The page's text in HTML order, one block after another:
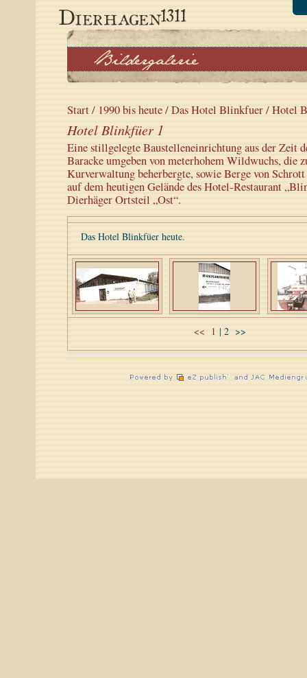
Start/ 1990 bis heute/Das Hotel Blinkfuer/ Hotel
Hotel Blinkfüer 1
Eine stillgelegte Baustelleneinrichtung aus der Zeit
Baracke umgeben von meterhohem Wildwuchs, die
Kurverwaltung beherbergte, sowie Berge von
auf dem heutigen Gelände des Hotel-Restaurant
Dierhäger Ortsteil „Ost“.
Das Hotel Blinkfüer heute.
<< 1 | 2 >>